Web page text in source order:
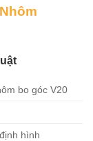
bo góc V20
hình